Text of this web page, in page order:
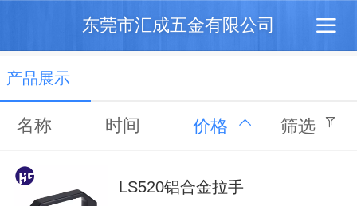
东莞市汇成五金有限公司
产品展示
名称 时间 价格 筛选
LS520铝合金拉手